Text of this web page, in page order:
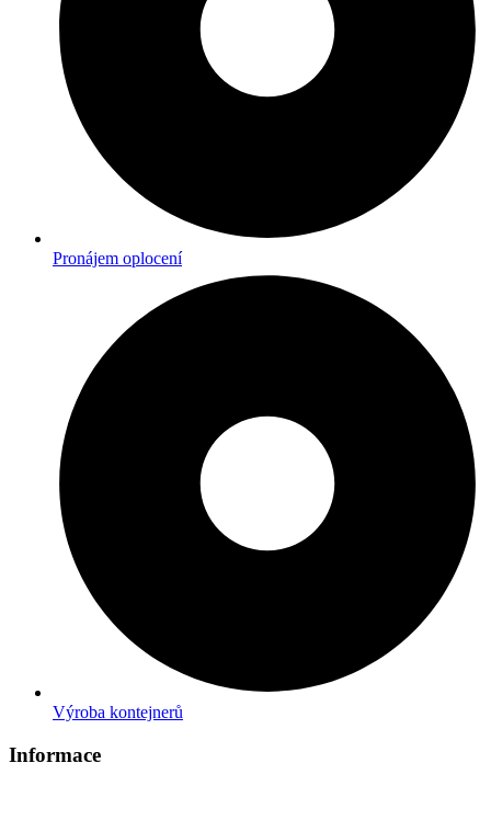
Pronájem oplocení
Výroba kontejnerů
Informace